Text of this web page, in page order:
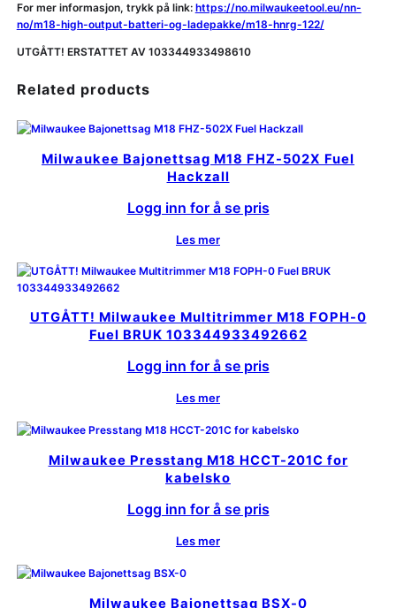
For mer informasjon, trykk på link: https://no.milwaukeetool.eu/nn-
no/m18-high-output-batteri-og-ladepakke/m18-hnrg-122/
UTGÅTT! ERSTATTET AV 103344933498610
Related products
Milwaukee Bajonettsag M18 FHZ-502X Fuel
Hackzall
Logg inn for å se pris
Les mer
UTGÅTT! Milwaukee Multitrimmer M18 FOPH-0
Fuel BRUK 103344933492662
Logg inn for å se pris
Les mer
Milwaukee Presstang M18 HCCT-201C for
kabelsko
Logg inn for å se pris
Les mer
Milwaukee Bajonettsag BSX-0